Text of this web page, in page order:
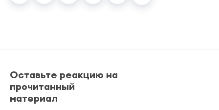
Оставьте реакцию на
прочитанный
материал